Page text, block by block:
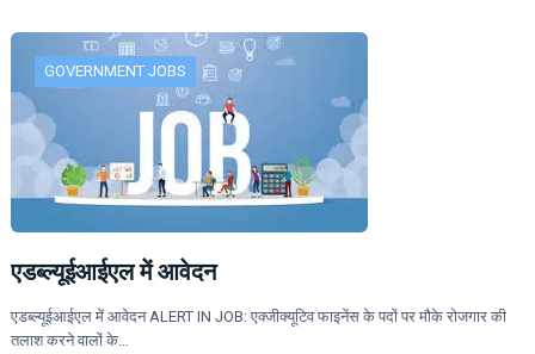
GOVERNMENT JOBS
एडब्ल्यूईआईएल में आवेदन
एडब्ल्यूईआईएल में आवेदन ALERT IN JOB: एक्जीक्यूटिव फाइनेंस के पदों पर मौके रोजगार की
तलाश करने वालों के…